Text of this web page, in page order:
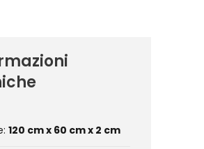
120 cm x 60 cm x 2 cm